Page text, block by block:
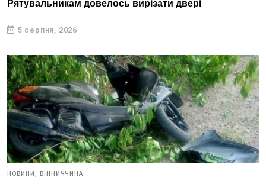
Рятувальникам довелось вирізати двері
5 серпня, 2026
НОВИНИ, ВІННИЧЧИНА